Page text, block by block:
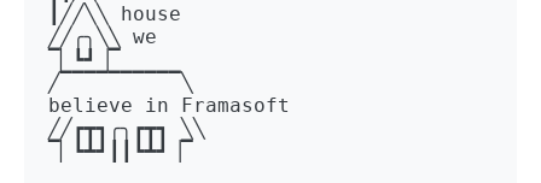
┃╱╱╲╲ house
╱╱╭╮╲╲ we
▔▏┗┛▕▔
╱▔▔▔▔▔▔▔▔▔▔╲
believe in Framasoft
╱╱┏┳┓╭╮┏┳┓ ╲╲
▔▏┗┻┛┃┃┗┻┛▕▔